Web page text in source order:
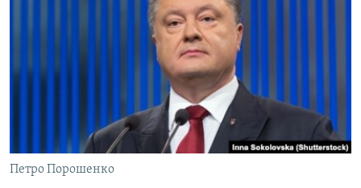
ВІДЕОУРОКИ «ELIFBE»
СВІДЧЕННЯ ОКУПАЦІЇ
УКРАЇНСЬКА ПРОБЛЕМА КРИМУ
ЯК ОБІЙТИ БЛОКУВАННЯ
Qırımtatar
Петро Порошенко